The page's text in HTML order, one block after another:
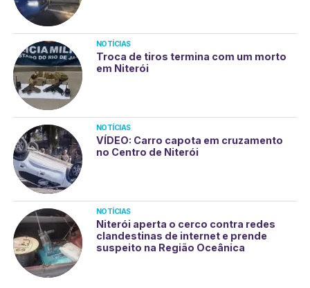
NOTÍCIAS
Troca de tiros termina com um morto
em Niterói
NOTÍCIAS
VÍDEO: Carro capota em cruzamento
no Centro de Niterói
NOTÍCIAS
Niterói aperta o cerco contra redes
clandestinas de internet e prende
suspeito na Região Oceânica